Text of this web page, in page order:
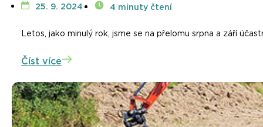
25. 9. 2024 4 minuty čtení
Letos, jako minulý rok, jsme se na přelomu srpna a září
Číst více